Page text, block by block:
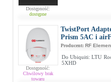
Dostępność:
dostępne
Dostępność:
Chwilowy brak
towaru
TwistPort
Prism 5AC i
Producent: RF
Do Ubiquiti: LTU
5XHD